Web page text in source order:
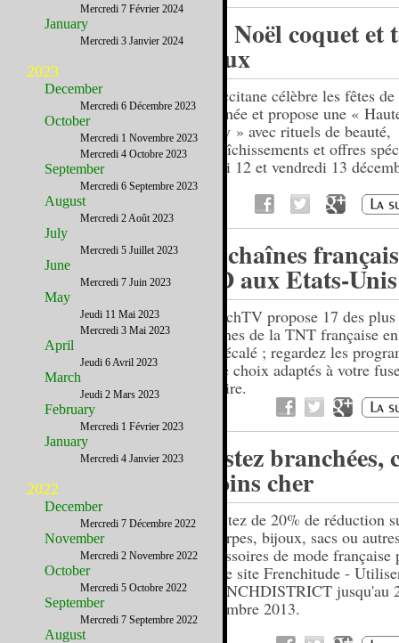
Un Noël coquet et
doux
L’Occitane célèbre les fêtes
d’année et propose une «
Party » avec rituels de beauté,
rafraîchissements et offres
Jeudi 12 et vendredi 13
17 chaînes
HD aux Etats-Unis
FrenchTV propose 17 des
chaînes de la TNT française
en décalé ; regardez les
votre choix adaptés à votre
horaire.
Restez branchées,
moins cher
Profitez de 20% de réduction
écharpes, bijoux, sacs ou
accessoires de mode française
sur le site Frenchitude -
FRENCHDISTRICT jusqu'au
décembre 2013.
Mercredi 7 Février 2024
January
Mercredi 3 Janvier 2024
2023
December
Mercredi 6 Décembre 2023
October
Mercredi 1 Novembre 2023
Mercredi 4 Octobre 2023
September
Mercredi 6 Septembre 2023
August
Mercredi 2 Août 2023
July
Mercredi 5 Juillet 2023
June
Mercredi 7 Juin 2023
May
Jeudi 11 Mai 2023
Mercredi 3 Mai 2023
April
Jeudi 6 Avril 2023
March
Jeudi 2 Mars 2023
February
Mercredi 1 Février 2023
January
Mercredi 4 Janvier 2023
2022
December
Mercredi 7 Décembre 2022
November
Mercredi 2 Novembre 2022
October
Mercredi 5 Octobre 2022
September
Mercredi 7 Septembre 2022
August